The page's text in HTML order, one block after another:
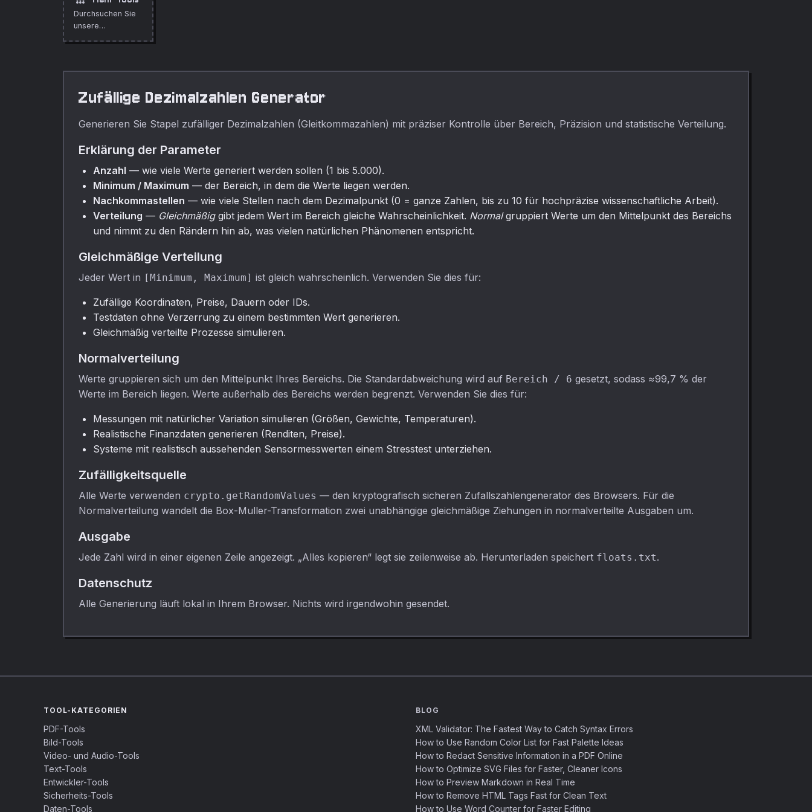
Durchsuchen Sie
unsere
Online-Tools.
Zufällige Dezimalzahlen Generator
Generieren Sie Stapel zufälliger Dezimalzahlen (Gleitkommazahlen) mit präziser Kontrolle über Bereich, Präzision und statistische Verteilung.
Erklärung der Parameter
Anzahl — wie viele Werte generiert werden sollen (1 bis 5.000).
Minimum / Maximum — der Bereich, in dem die Werte liegen werden.
Nachkommastellen — wie viele Stellen nach dem Dezimalpunkt (0 = ganze Zahlen, bis zu 10 für hochpräzise wissenschaftliche Arbeit).
Verteilung — Gleichmäßiggibt jedem Wert im Bereich gleiche Wahrscheinlichkeit. Normalgruppiert Werte um den Mittelpunkt des Bereichs
und nimmt zu den Rändern hin ab, was vielen natürlichen Phänomenen entspricht.
Gleichmäßige Verteilung
Jeder Wert in [Minimum, Maximum] ist gleich wahrscheinlich. Verwenden Sie dies für:
Zufällige Koordinaten, Preise, Dauern oder IDs.
Testdaten ohne Verzerrung zu einem bestimmten Wert generieren.
Gleichmäßig verteilte Prozesse simulieren.
Normalverteilung
Werte gruppieren sich um den Mittelpunkt Ihres Bereichs. Die Standardabweichung wird auf Bereich / 6 gesetzt, sodass ≈99,7 % der
Werte im Bereich liegen. Werte außerhalb des Bereichs werden begrenzt. Verwenden Sie dies für:
Messungen mit natürlicher Variation simulieren (Größen, Gewichte, Temperaturen).
Realistische Finanzdaten generieren (Renditen, Preise).
Systeme mit realistisch aussehenden Sensormesswerten einem Stresstest unterziehen.
Zufälligkeitsquelle
Alle Werte verwenden crypto.getRandomValues — den kryptografisch sicheren Zufallszahlengenerator des Browsers. Für die
Normalverteilung wandelt die Box-Muller-Transformation zwei unabhängige gleichmäßige Ziehungen in normalverteilte Ausgaben um.
Ausgabe
Jede Zahl wird in einer eigenen Zeile angezeigt. „Alles kopieren“ legt sie zeilenweise ab. Herunterladen speichert floats.txt.
Datenschutz
Alle Generierung läuft lokal in Ihrem Browser. Nichts wird irgendwohin gesendet.
TOOL-KATEGORIEN
PDF-Tools
Bild-Tools
Video- und Audio-Tools
Text-Tools
Entwickler-Tools
Sicherheits-Tools
Daten-Tools
BLOG
XML Validator: The Fastest Way to Catch Syntax Errors
How to Use Random Color List for Fast Palette Ideas
How to Redact Sensitive Information in a PDF Online
How to Optimize SVG Files for Faster, Cleaner Icons
How to Preview Markdown in Real Time
How to Remove HTML Tags Fast for Clean Text
How to Use Word Counter for Faster Editing